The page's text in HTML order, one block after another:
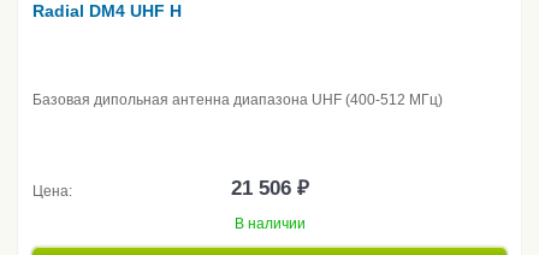
Radial DM4 UHF H
Базовая дипольная антенна диапазона UHF (400-512 МГц)
Цена: 21 506 ₽
В наличии